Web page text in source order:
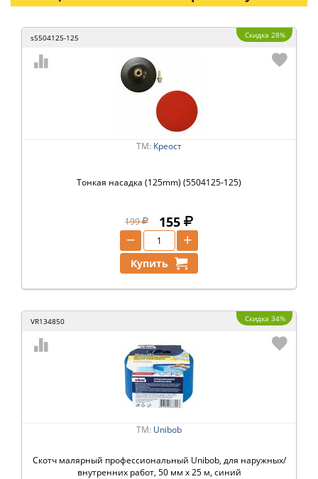
s5504125-125 Скидка 28%
ТМ: Креост
Тонкая насадка (125mm) (5504125-125)
199 155
+
−
Купить
VR134850 Скидка 34%
ТМ: Unibob
Скотч малярный профессиональный Unibob, для наружных/
внутренних работ, 50 мм x 25 м, синий